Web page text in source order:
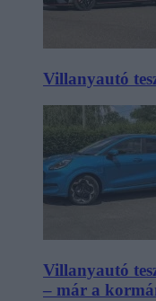
Villanyautó
Villanyautó
– már a